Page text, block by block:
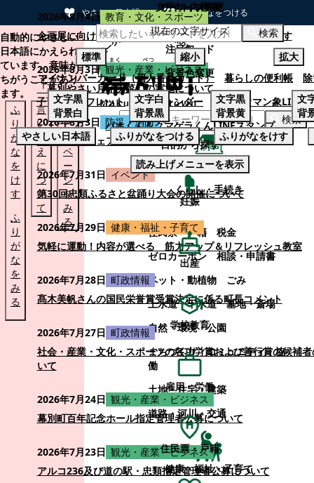
やさしい日本語 ひらがなをつける
本文へスキップする
自動的にやさしい
日本語にかえられ
ています。意味が
ちがうことがあり
ます。
ふ
り
が
な
を
け
す
ふ
り
が
な
を
み
る
言
い
替
え
に
つ
い
て
も
と
の
ペ
ー
ジ
を
み
る
検索
くらし・手続き
くらし・手続き
住民票・戸籍
税金
ゼロカーボン
相談・申請書
ペット・動植物
ごみ
上水道・下水道
墓地・斎場
自然・環境・公園
まちづくり・コミュニティ・協
働
土地・住宅・建築
道路・河川・交通
健康・福祉・子育て
2026年8月4日 教育・文化・スポーツ
企画展に向けて：安東ウメ子さんとの思い出を募集します
2026年8月3日 観光・産業・ビジネス
「幕別やさい月イチ菜」の実施について
2026年8月3日 防災・消防
幕別町防災フェアの開催について
2026年7月31日 イベント
第30回忠類ふるさと盆踊り大会の開催について
2026年7月29日 健康・福祉・子育て
気軽に運動！内容が選べる 筋力アップ＆リフレッシュ教室
2026年7月28日 町政情報
髙木美帆さんの国民栄誉賞受賞決定に係る町長コメント
2026年7月27日 町政情報
社会・産業・文化・スポーツの各功労賞および善行賞の候補
いて
2026年7月24日 観光・産業・ビジネス
幕別町百年記念ホール指定管理者公募について
2026年7月23日 観光・産業・ビジネス
アルコ236及び道の駅・忠類指定管理者公募について
サイト内検索
検索
注目ワード
マイナンバーカード（個人番号カード） 暮らしの便利帳
子育てパンフレット
ごみカレンダー
忠類ナウマン象LINE
パオくん＆クマゲラくんLINEスタンプ
目的から探す
妊娠
出産
学校教育
雇用・労働
住民票・戸籍
文字サイズ変更
現在の文字サイズ
標準
縮小
拡大
背景色変更
文字黒
背景白
文字白
背景黒
文字黒
背景黄
文
背
やさしい日本語
ふりがなをつける ふりがなをけす
読み上げメニューを表示